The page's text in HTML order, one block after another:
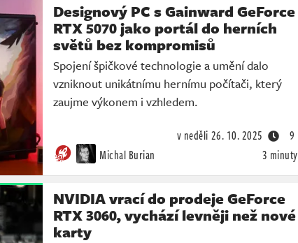
Designový PC s Gainward GeForce
RTX 5070 jako portál do herních
světů bez kompromisů
Spojení špičkové technologie a umění dalo
vzniknout unikátnímu hernímu počítači, který
zaujme výkonem i vzhledem.
Michal Burian 3 minuty
v neděli 26. 10. 2025 9
NVIDIA vrací do prodeje GeForce
RTX 3060, vychází levněji než nové
karty